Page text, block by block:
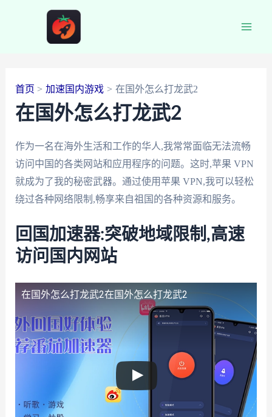
首页 加速国内游戏 在国外怎么打龙武2
在国外怎么打龙武2
作为一名在海外生活和工作的华人,我常常面临无法流畅
访问中国的各类网站和应用程序的问题。这时,苹果 VPN
就成为了我的秘密武器。通过使用苹果 VPN,我可以轻松
绕过各种网络限制,畅享来自祖国的各种资源和服务。
回国加速器:突破地域限制,高速
访问国内网站
在国外怎么打龙武2在国外怎么打龙武2